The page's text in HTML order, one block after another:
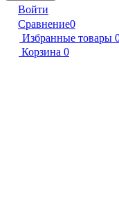
Войти
Сравнение0
Избранные товары
Корзина 0